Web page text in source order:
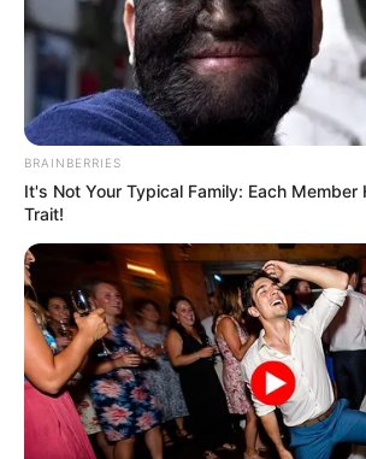
(foto: greatist)
BRAINBERRIES
It's Not Your Typical Family: Each Member
Trait!